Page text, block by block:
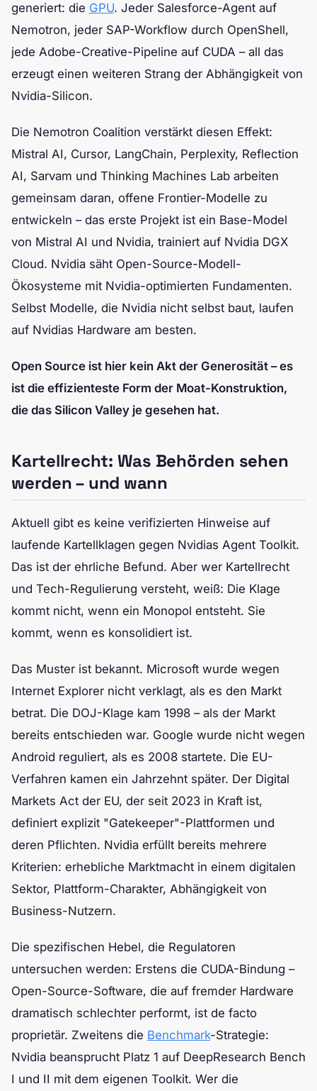
generiert: die GPU. Jeder Salesforce-Agent auf
Nemotron, jeder SAP-Workflow durch OpenShell,
jede Adobe-Creative-Pipeline auf CUDA – all das
erzeugt einen weiteren Strang der Abhängigkeit von
Nvidia-Silicon.
Die Nemotron Coalition verstärkt diesen Effekt:
Mistral AI, Cursor, LangChain, Perplexity, Reflection
AI, Sarvam und Thinking Machines Lab arbeiten
gemeinsam daran, offene Frontier-Modelle zu
entwickeln – das erste Projekt ist ein Base-Model
von Mistral AI und Nvidia, trainiert auf Nvidia DGX
Cloud. Nvidia säht Open-Source-Modell-
Ökosysteme mit Nvidia-optimierten Fundamenten.
Selbst Modelle, die Nvidia nicht selbst baut, laufen
auf Nvidias Hardware am besten.
Open Source ist hier kein Akt der Generosität – es
ist die effizienteste Form der Moat-Konstruktion,
die das Silicon Valley je gesehen hat.
Kartellrecht: Was Behörden sehen
werden – und wann
Aktuell gibt es keine verifizierten Hinweise auf
laufende Kartellklagen gegen Nvidias Agent Toolkit.
Das ist der ehrliche Befund. Aber wer Kartellrecht
und Tech-Regulierung versteht, weiß: Die Klage
kommt nicht, wenn ein Monopol entsteht. Sie
kommt, wenn es konsolidiert ist.
Das Muster ist bekannt. Microsoft wurde wegen
Internet Explorer nicht verklagt, als es den Markt
betrat. Die DOJ-Klage kam 1998 – als der Markt
bereits entschieden war. Google wurde nicht wegen
Android reguliert, als es 2008 startete. Die EU-
Verfahren kamen ein Jahrzehnt später. Der Digital
Markets Act der EU, der seit 2023 in Kraft ist,
definiert explizit "Gatekeeper"-Plattformen und
deren Pflichten. Nvidia erfüllt bereits mehrere
Kriterien: erhebliche Marktmacht in einem digitalen
Sektor, Plattform-Charakter, Abhängigkeit von
Business-Nutzern.
Die spezifischen Hebel, die Regulatoren
untersuchen werden: Erstens die CUDA-Bindung –
Open-Source-Software, die auf fremder Hardware
dramatisch schlechter performt, ist de facto
proprietär. Zweitens die Benchmark-Strategie:
Nvidia beansprucht Platz 1 auf DeepResearch Bench
I und II mit dem eigenen Toolkit. Wer die